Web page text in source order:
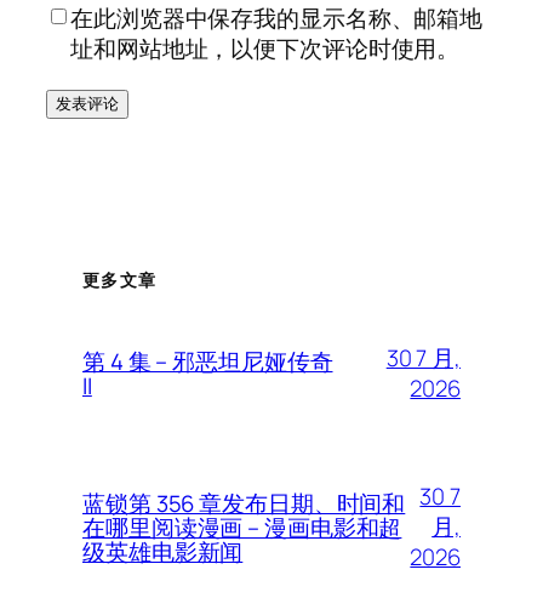
在此浏览器中保存我的显示名称、邮箱地
址和网站地址，以便下次评论时使用。
更多文章
第 4 集 – 邪恶坦尼娅传奇
II
30 7 月,
2026
蓝锁第 356 章发布日期、时间和
在哪里阅读漫画 – 漫画电影和超
级英雄电影新闻
30 7
月,
2026